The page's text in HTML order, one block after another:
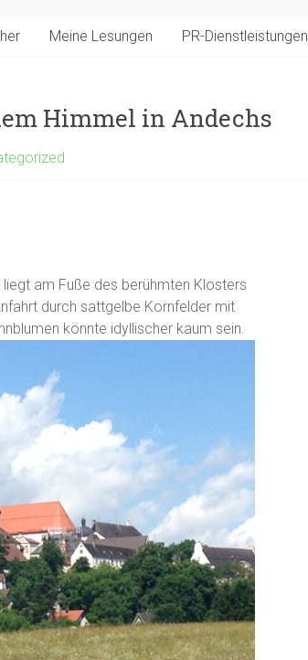
Meine Lesungen PR-Dienstleistungen
Himmel in Andechs
liegt am Fuße des berühmten Klosters
durch sattgelbe Kornfelder mit
könnte idyllischer kaum sein.